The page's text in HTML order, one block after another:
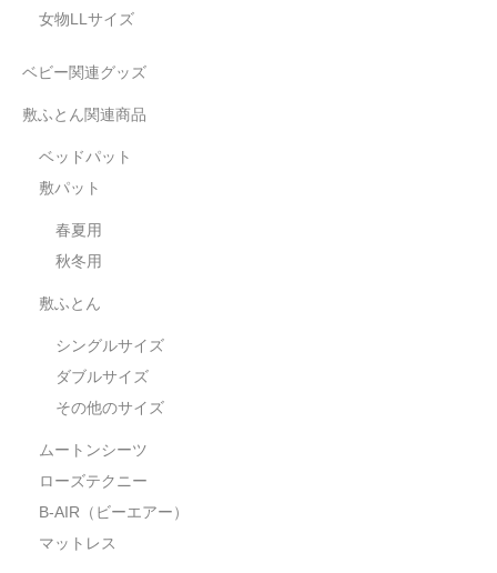
女物LLサイズ
ベビー関連グッズ
敷ふとん関連商品
ベッドパット
敷パット
春夏用
秋冬用
敷ふとん
シングルサイズ
ダブルサイズ
その他のサイズ
ムートンシーツ
ローズテクニー
B-AIR（ビーエアー）
マットレス